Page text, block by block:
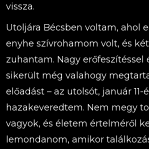
vissza.
Utoljára Bécsben voltam, ahol
enyhe szívrohamom volt, és
zuhantam. Nagy erőfeszítéssel
sikerült még valahogy
előadást – az utolsót, január 11-
hazakeveredtem. Nem megy
vagyok, és életem értelméről
lemondanom, amikor